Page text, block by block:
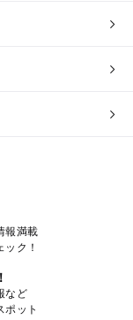
報満載
ク！
など
ポット